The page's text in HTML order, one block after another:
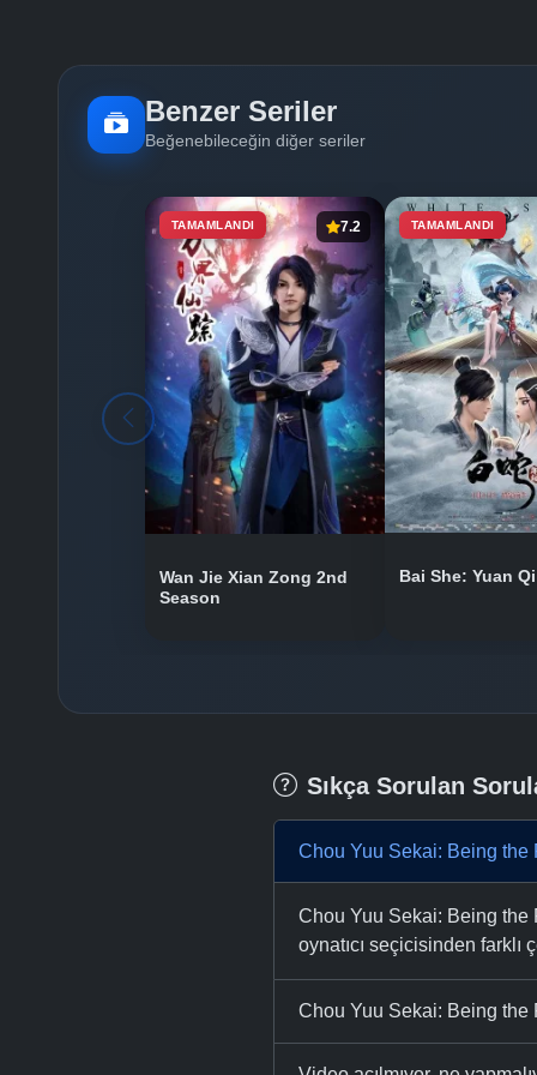
Benzer Seriler
Beğenebileceğin diğer seriler
TAMAMLANDI 7.2
Wan Jie Xian Zong 2nd
Season
TAMAMLANDI
Bai She: Yuan Qi
Sıkça Sorulan
Chou Yuu Sekai: Being
Chou Yuu Sekai: Being the
oynatıcı seçicisinden
Chou Yuu Sekai: Being the